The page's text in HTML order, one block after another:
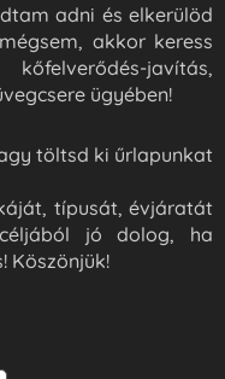
adni és elkerülöd
akkor keress
javítás,
ügyében!
töltsd ki űrlapunkat
típusát, évjáratát
jó dolog, ha
Köszönjük!